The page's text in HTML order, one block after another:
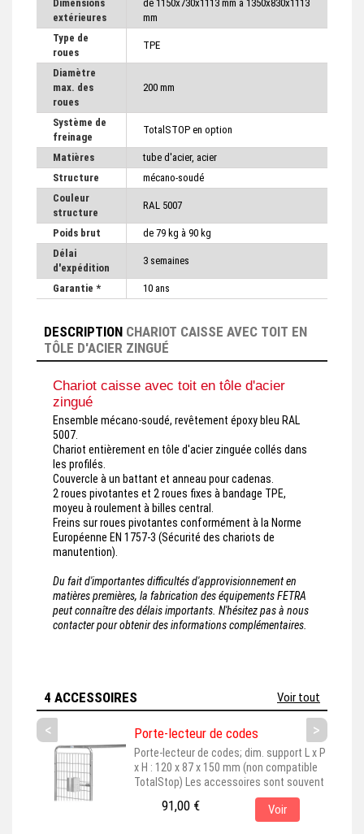
Dimensions
extérieures
de 1150x730x1113 mm à 1350x830x1113
mm
Type de
roues
TPE
Diamètre
max. des
roues
200 mm
Système de
freinage
TotalSTOP en option
Matières
tube d'acier, acier
Structure
mécano-soudé
Couleur
structure
RAL 5007
Poids brut
de 79 kg à 90 kg
Délai
d'expédition
3 semaines
Garantie * 10 ans
DESCRIPTION CHARIOT CAISSE AVEC TOIT EN
TÔLE D'ACIER ZINGUÉ
Chariot caisse avec toit en tôle d'acier
zingué
Ensemble mécano-soudé, revêtement époxy bleu RAL
5007.
Chariot entièrement en tôle d'acier zinguée collés dans
les profilés.
Couvercle à un battant et anneau pour cadenas.
2 roues pivotantes et 2 roues fixes à bandage TPE,
moyeu à roulement à billes central.
Freins sur roues pivotantes conformément à la Norme
Européenne EN 1757-3 (Sécurité des chariots de
manutention).
Du fait d'importantes difficultés d'approvisionnement en
matières premières, la fabrication des équipements FETRA
peut connaître des délais importants. N'hésitez pas à nous
contacter pour obtenir des informations complémentaires.
4 ACCESSOIRES Voir tout
< >
Porte-lecteur de codes
Porte-lecteur de codes; dim. support L x P
x H : 120 x 87 x 150 mm (non compatible
TotalStop) Les accessoires sont souvent
représentés montés sur leur produit de
base, pour une meilleure visualisation. En
choisissant cet accessoire, assurez-vous
91,00 € Voir